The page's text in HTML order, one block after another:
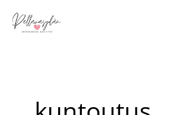
sisältöön